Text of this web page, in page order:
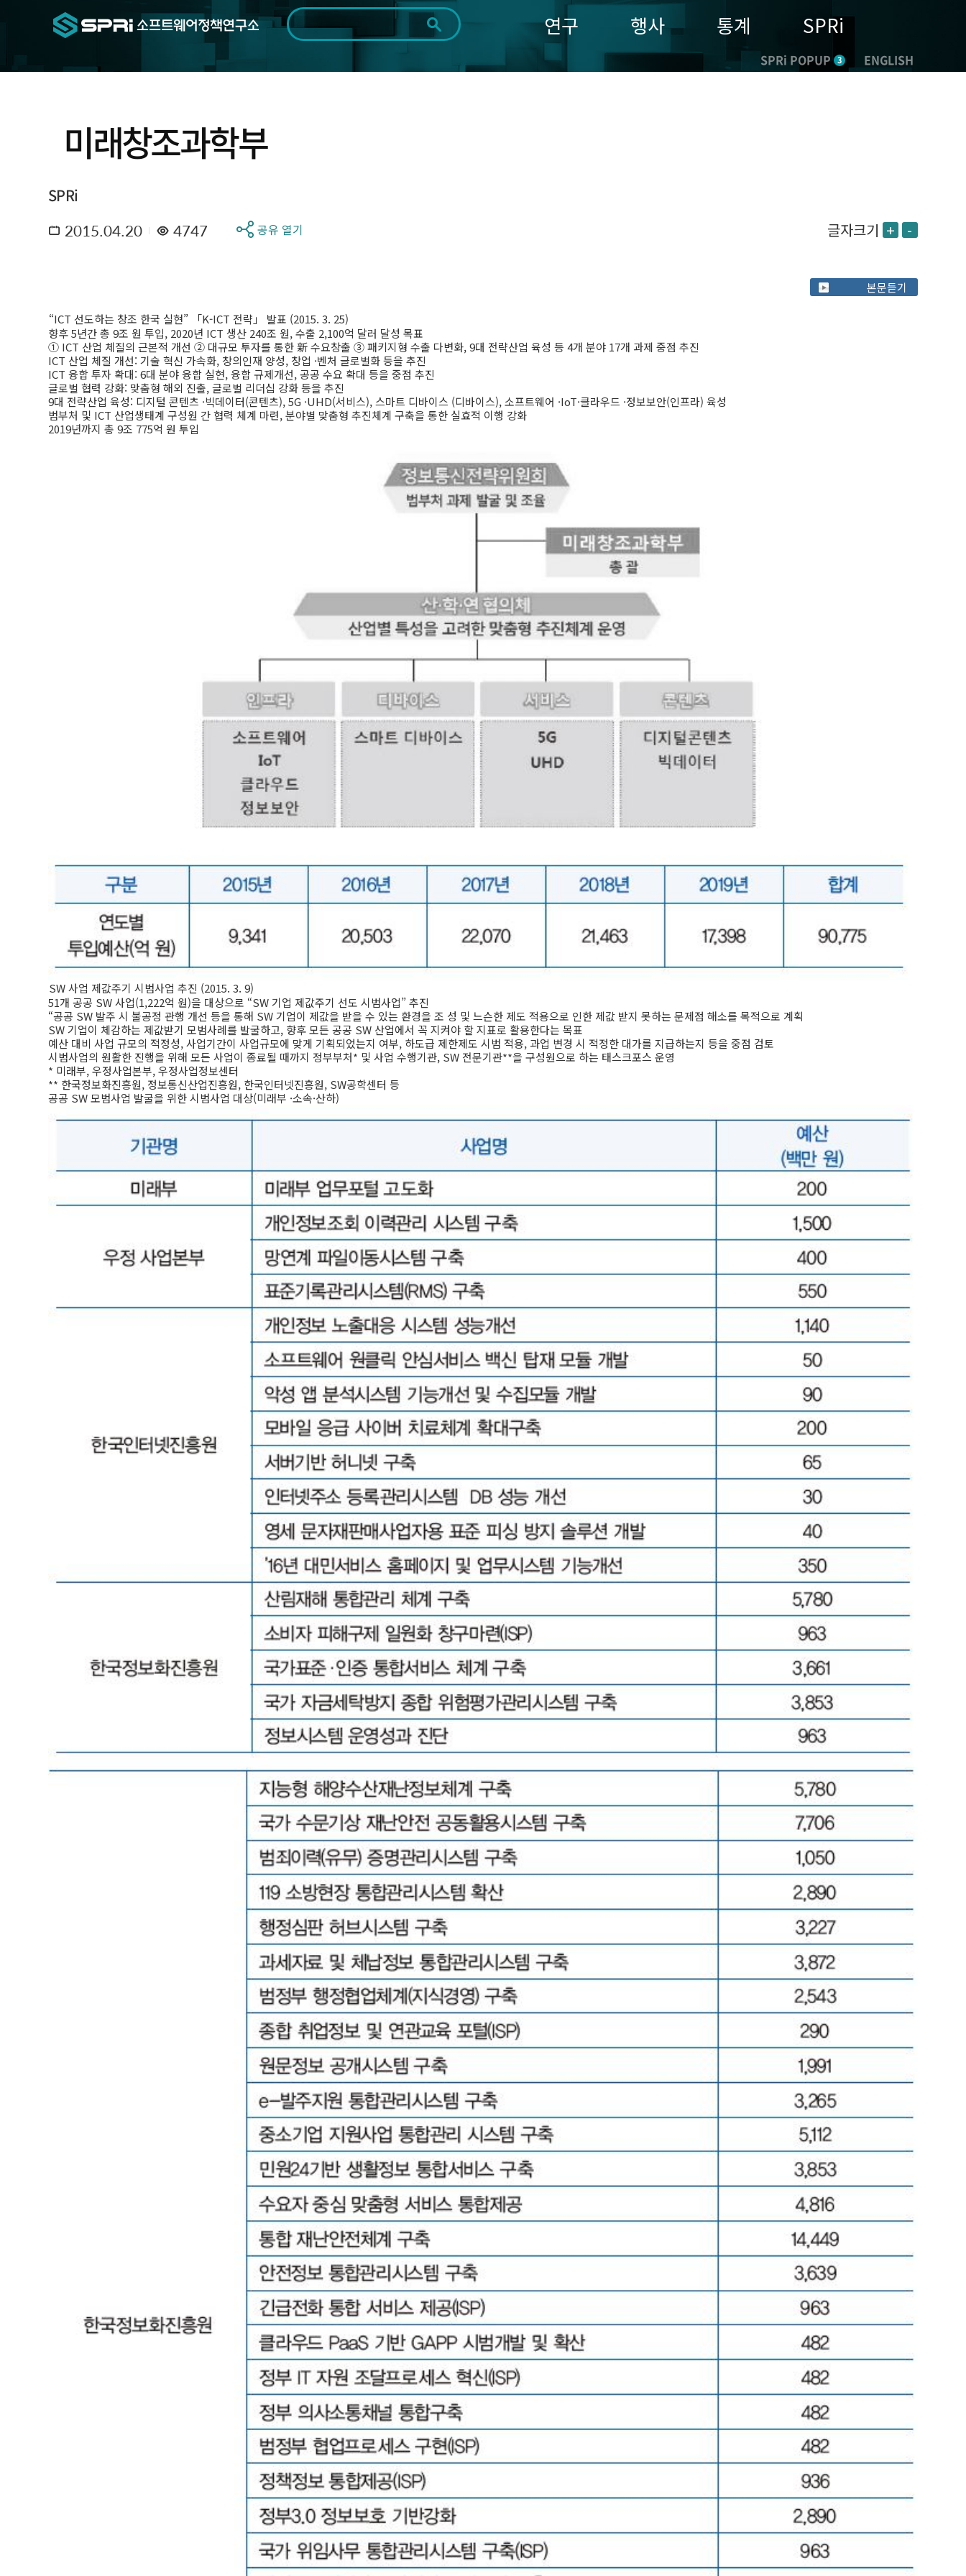
기간 전체 1일 1주 1개월 3개월 1년
연구 행사 통계 SPRi
SPRi POPUP 3 ENGLISH
미래창조과학부
SPRi
2015.04.20 4747 공유 열기 글자크기 + -
본문듣기
“ICT 선도하는 창조 한국 실현” 「K-ICT 전략」 발표 (2015. 3. 25)
향후 5년간 총 9조 원 투입, 2020년 ICT 생산 240조 원, 수출 2,100억 달러 달성 목표
① ICT 산업 체질의 근본적 개선 ② 대규모 투자를 통한 新 수요창출 ③ 패키지형 수출 다변화, 9대 전략산업 육성 등 4개 분야 17개 과제 중점 추진
ICT 산업 체질 개선: 기술 혁신 가속화, 창의인재 양성, 창업 ·벤처 글로벌화 등을 추진
ICT 융합 투자 확대: 6대 분야 융합 실현, 융합 규제개선, 공공 수요 확대 등을 중점 추진
글로벌 협력 강화: 맞춤형 해외 진출, 글로벌 리더십 강화 등을 추진
9대 전략산업 육성: 디지털 콘텐츠 ·빅데이터(콘텐츠), 5G ·UHD(서비스), 스마트 디바이스 (디바이스), 소프트웨어 ·IoT·클라우드 ·정보보안(인프라) 육성
범부처 및 ICT 산업생태계 구성원 간 협력 체계 마련, 분야별 맞춤형 추진체계 구축을 통한 실효적 이행 강화
2019년까지 총 9조 775억 원 투입
SW 사업 제값주기 시범사업 추진 (2015. 3. 9)
51개 공공 SW 사업(1,222억 원)을 대상으로 “SW 기업 제값주기 선도 시범사업” 추진
“공공 SW 발주 시 불공정 관행 개선 등을 통해 SW 기업이 제값을 받을 수 있는 환경을 조 성 및 느슨한 제도 적용으로 인한 제값 받지 못하는 문제점 해소를 목적으로 계획
SW 기업이 체감하는 제값받기 모범사례를 발굴하고, 향후 모든 공공 SW 산업에서 꼭 지켜야 할 지표로 활용한다는 목표
예산 대비 사업 규모의 적정성, 사업기간이 사업규모에 맞게 기획되었는지 여부, 하도급 제한제도 시범 적용, 과업 변경 시 적정한 대가를 지급하는지 등을 중점 검토
시범사업의 원활한 진행을 위해 모든 사업이 종료될 때까지 정부부처* 및 사업 수행기관, SW 전문기관**을 구성원으로 하는 태스크포스 운영
* 미래부, 우정사업본부, 우정사업정보센터
** 한국정보화진흥원, 정보통신산업진흥원, 한국인터넷진흥원, SW공학센터 등
공공 SW 모범사업 발굴을 위한 시범사업 대상(미래부 ·소속·산하)